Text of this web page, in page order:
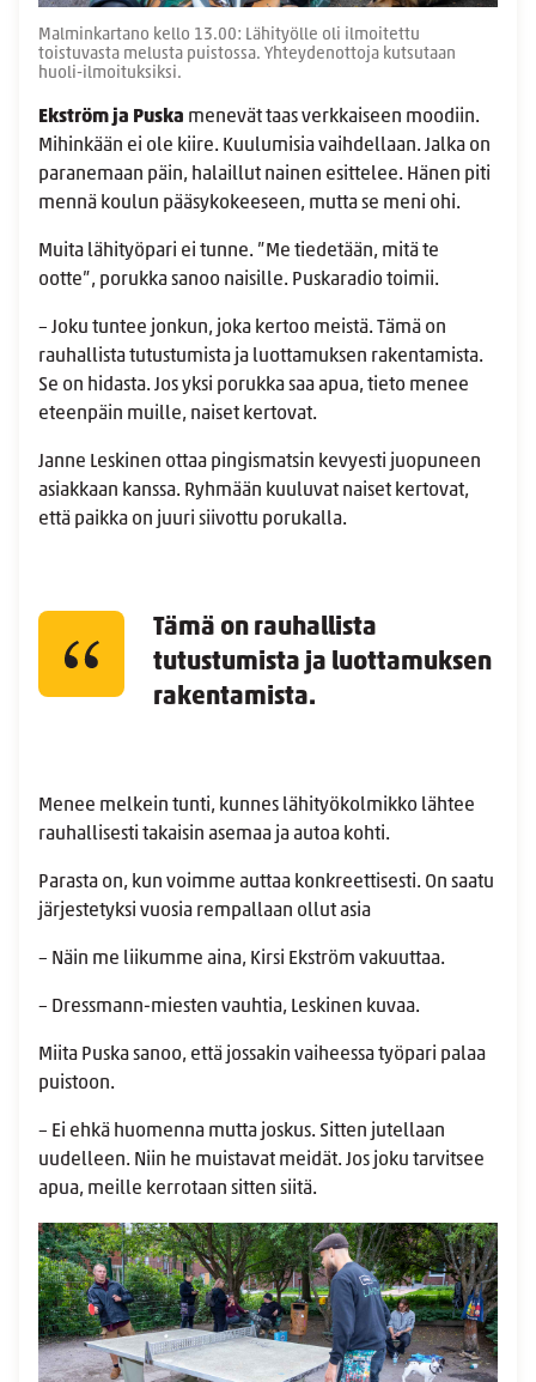
Malminkartano kello 13.00: Lähityölle oli ilmoitettu
toistuvasta melusta puistossa. Yhteydenottoja kutsutaan
huoli-ilmoituksiksi.
Ekström ja Puska menevät taas verkkaiseen moodiin.
Mihinkään ei ole kiire. Kuulumisia vaihdellaan. Jalka on
paranemaan päin, halaillut nainen esittelee. Hänen piti
mennä koulun pääsykokeeseen, mutta se meni ohi.
Muita lähityöpari ei tunne. ”Me tiedetään, mitä te
ootte”, porukka sanoo naisille. Puskaradio toimii.
– Joku tuntee jonkun, joka kertoo meistä. Tämä on
rauhallista tutustumista ja luottamuksen rakentamista.
Se on hidasta. Jos yksi porukka saa apua, tieto menee
eteenpäin muille, naiset kertovat.
Janne Leskinen ottaa pingismatsin kevyesti juopuneen
asiakkaan kanssa. Ryhmään kuuluvat naiset kertovat,
että paikka on juuri siivottu porukalla.
Tämä on rauhallista
tutustumista ja luottamuksen
rakentamista.
Menee melkein tunti, kunnes lähityökolmikko lähtee
rauhallisesti takaisin asemaa ja autoa kohti.
Parasta on, kun voimme auttaa konkreettisesti. On saatu
järjestetyksi vuosia rempallaan ollut asia
– Näin me liikumme aina, Kirsi Ekström vakuuttaa.
– Dressmann-miesten vauhtia, Leskinen kuvaa.
Miita Puska sanoo, että jossakin vaiheessa työpari palaa
puistoon.
– Ei ehkä huomenna mutta joskus. Sitten jutellaan
uudelleen. Niin he muistavat meidät. Jos joku tarvitsee
apua, meille kerrotaan sitten siitä.